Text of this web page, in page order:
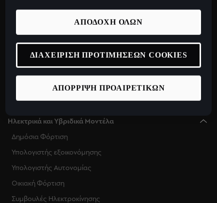
Νέο CUPRA Raval 2026
Ανακαλύψτε την CUPRA
Configurator
Δίκτυο
CUPRA Collection
Ηλεκτρικά και Υβριδικά Μοντέλα
Δημόσια Φόρτιση
Υπολογιστής εξοικονόμησης
Υπολογιστής Αυτονομίας
Οικιακή Φόρτιση
Συμβουλές Ηλεκτροκίνησης
ΑΠΟΡΡΙΨΗ ΠΡΟΑΙΡΕΤΙΚΩΝ
ΑΠΟΔΟΧΗ ΟΛΩΝ
ΔΙΑΧΕΙΡΙΣΗ ΠΡΟΤΙΜΗΣΕΩΝ COOKIES